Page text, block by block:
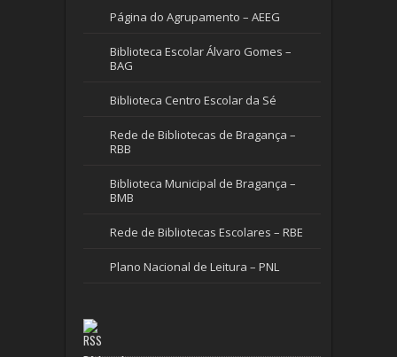
Página do Agrupamento – AEEG
Biblioteca Escolar Álvaro Gomes –
BAG
Biblioteca Centro Escolar da Sé
Rede de Bibliotecas de Bragança –
RBB
Biblioteca Municipal de Bragança –
BMB
Rede de Bibliotecas Escolares – RBE
Plano Nacional de Leitura – PNL